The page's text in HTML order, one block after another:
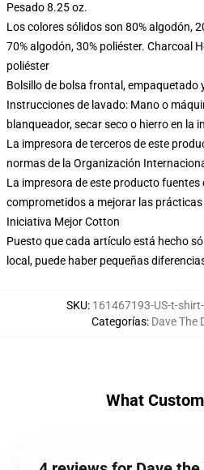
Pesado 8.25 oz.
Los colores sólidos son 80% algodón,
70% algodón, 30% poliéster. Charcoal
poliéster
Bolsillo de bolsa frontal, empaquetado
Instrucciones de lavado: Mano o
blanqueador, secar seco o hierro en la
La impresora de terceros de este
normas de la Organización
La impresora de este producto
comprometidos a mejorar las
Iniciativa Mejor Cotton
Puesto que cada artículo está hecho
local, puede haber pequeñas
SKU: 161467193-US-t-
Categorías: Dave The
What